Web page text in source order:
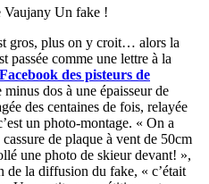
Vaujany Un fake !
gros, plus on y croit… alors la
passée comme une lettre à la
des pisteurs de
dos à une épaisseur de
des centaines de fois, relayée
un photo-montage. « On a
de plaque à vent de 50cm
une photo de skieur devant! »,
de la diffusion du fake, « c’était